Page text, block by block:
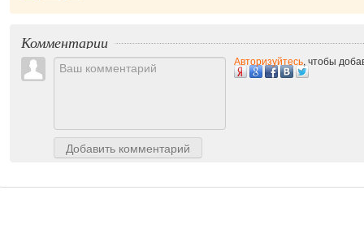
Комментарии
Добавить комментарий
Авторизуйтесь, чтобы